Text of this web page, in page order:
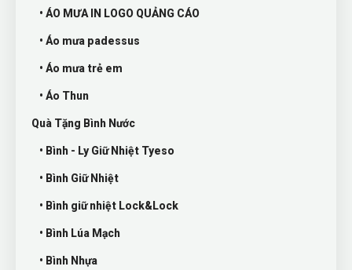
• ÁO MƯA IN LOGO QUẢNG CÁO
• Áo mưa padessus
• Áo mưa trẻ em
• Áo Thun
Quà Tặng Bình Nước
• Bình - Ly Giữ Nhiệt Tyeso
• Bình Giữ Nhiệt
• Bình giữ nhiệt Lock&Lock
• Bình Lúa Mạch
• Bình Nhựa